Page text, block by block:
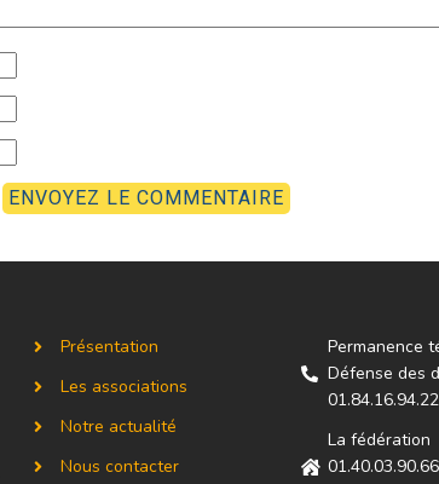
Présentation
Les associations
Notre actualité
Nous contacter
Permanence
Défense des
01.84.16.94.22
La fédération
01.40.03.90.66